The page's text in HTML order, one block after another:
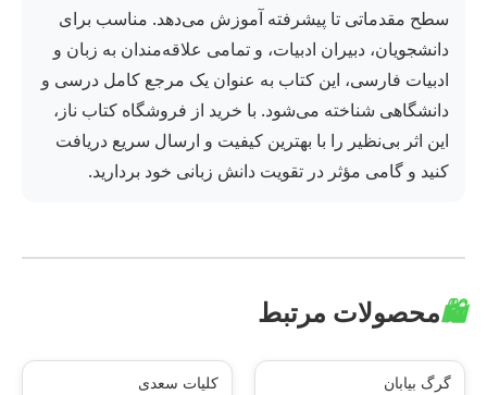
سطح مقدماتی تا پیشرفته آموزش می‌دهد. مناسب برای
دانشجویان، دبیران ادبیات، و تمامی علاقه‌مندان به زبان و
ادبیات فارسی، این کتاب به عنوان یک مرجع کامل درسی و
دانشگاهی شناخته می‌شود. با خرید از فروشگاه کتاب ناز،
این اثر بی‌نظیر را با بهترین کیفیت و ارسال سریع دریافت
کنید و گامی مؤثر در تقویت دانش زبانی خود بردارید.
🛍️محصولات مرتبط
گرگ بیابان کلیات سعدی